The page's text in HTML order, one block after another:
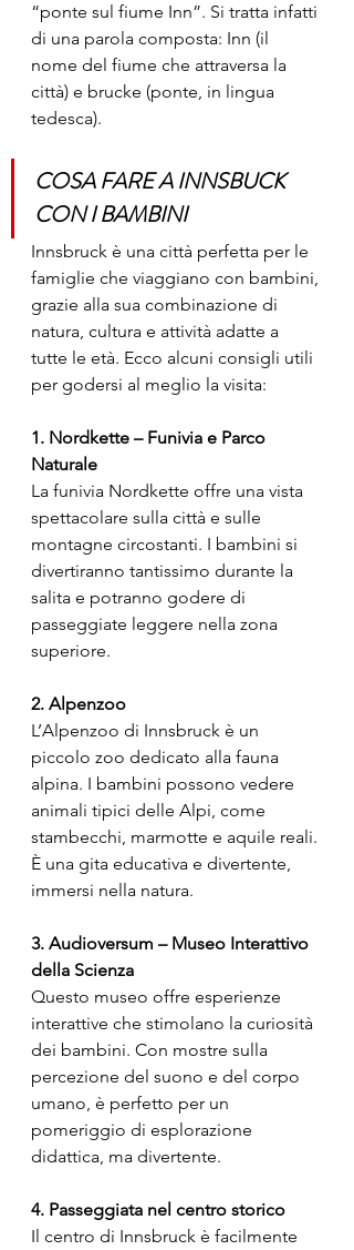
“ponte sul fiume Inn”. Si tratta infatti
di una parola composta: Inn (il
nome del fiume che attraversa la
città) e brucke (ponte, in lingua
tedesca).
COSA FARE A INNSBUCK
CON I BAMBINI
Innsbruck è una città perfetta per le
famiglie che viaggiano con bambini,
grazie alla sua combinazione di
natura, cultura e attività adatte a
tutte le età. Ecco alcuni consigli utili
per godersi al meglio la visita:
1. Nordkette – Funivia e Parco
Naturale
La funivia Nordkette offre una vista
spettacolare sulla città e sulle
montagne circostanti. I bambini si
divertiranno tantissimo durante la
salita e potranno godere di
passeggiate leggere nella zona
superiore.
2. Alpenzoo
L’Alpenzoo di Innsbruck è un
piccolo zoo dedicato alla fauna
alpina. I bambini possono vedere
animali tipici delle Alpi, come
stambecchi, marmotte e aquile reali.
È una gita educativa e divertente,
immersi nella natura.
3. Audioversum – Museo Interattivo
della Scienza
Questo museo offre esperienze
interattive che stimolano la curiosità
dei bambini. Con mostre sulla
percezione del suono e del corpo
umano, è perfetto per un
pomeriggio di esplorazione
didattica, ma divertente.
4. Passeggiata nel centro storico
Il centro di Innsbruck è facilmente